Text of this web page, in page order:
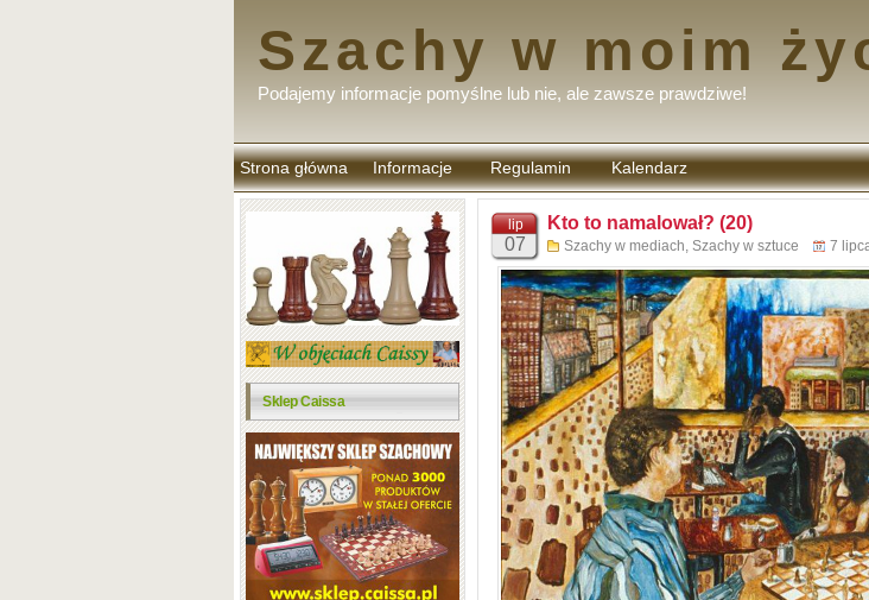
Szachy w moim
Podajemy informacje pomyślne lub nie, ale zawsze prawdziwe!
Strona główna Informacje Regulamin
komentarzy
Kalendarz
Sklep Caissa
lip
07
Kto to namalował? (20)
Szachy w mediach, Szachy w sztuce 7